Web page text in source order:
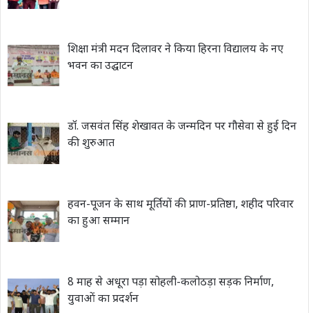
शिक्षा मंत्री मदन दिलावर ने किया हिरना विद्यालय के नए
भवन का उद्घाटन
डॉ. जसवंत सिंह शेखावत के जन्मदिन पर गौसेवा से हुई दिन
की शुरुआत
हवन-पूजन के साथ मूर्तियों की प्राण-प्रतिष्ठा, शहीद परिवार
का हुआ सम्मान
8 माह से अधूरा पड़ा सोहली-कलोठड़ा सड़क निर्माण,
युवाओं का प्रदर्शन